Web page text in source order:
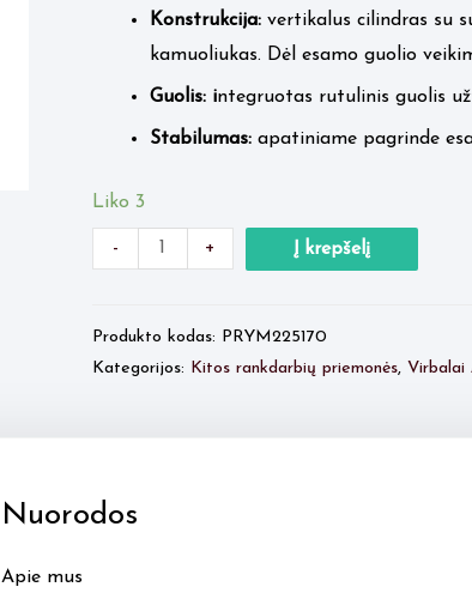
Konstrukcija:vertikalus cilindras su
kamuoliukas. Dėl esamo guolio
Guolis: integruotas rutulinis guolis
Stabilumas:apatiniame pagrinde
Liko 3
-
produkto
stovelis
siūlams
+ Į krepšelį
Produkto kodas: PRYM225170
Kategorijos: Kitos rankdarbių priemonės, Virbalai
Nuorodos
Apie mus